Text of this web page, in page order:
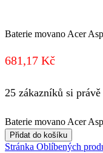
Baterie movano Acer
681,17 Kč
25 zákazníků si
Baterie movano Acer
Přidat do košíku
Stránka Oblíbených